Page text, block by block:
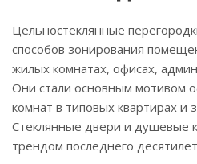
Цельностеклянные
способов зонирования
жилых комнатах, офисах,
Они стали основным мотивом
комнат в типовых квартирах и
Стеклянные двери и душевые
трендом последнего